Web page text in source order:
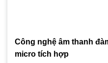
Công nghệ âm thanh
micro tích hợp